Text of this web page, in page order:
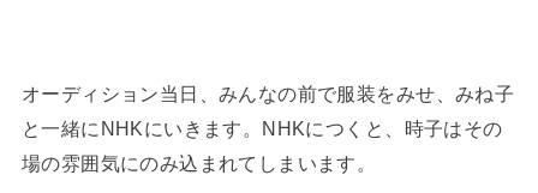
オーディション当日、みんなの前で服装をみせ、みね子
と一緒にNHKにいきます。NHKにつくと、時子はその
場の雰囲気にのみ込まれてしまいます。